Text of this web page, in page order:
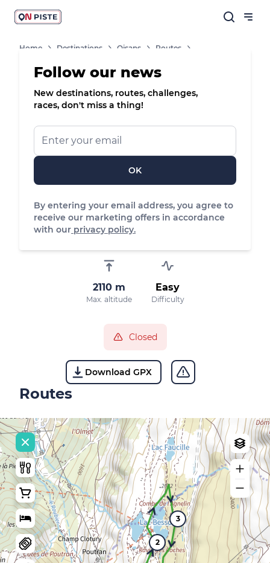
Follow our news
New destinations, routes, challenges,
races, don't miss a thing!
OK
By entering your email address, you agree to
receive our marketing offers in accordance
with our privacy policy.
Home Destinations Oisans
Routes
/ Snowshoes
Tour du Lac
Besson
Sommet Télécabine Poutran, Huez
4.67 km 145 m
2110 m
Max. altitude
Easy
Difficulty
Closed
Download GPX
Routes
2
3